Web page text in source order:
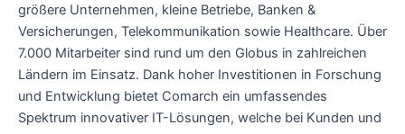
größere Unternehmen, kleine Betriebe, Banken &
Versicherungen, Telekommunikation sowie Healthcare. Über
7.000 Mitarbeiter sind rund um den Globus in zahlreichen
Ländern im Einsatz. Dank hoher Investitionen in Forschung
und Entwicklung bietet Comarch ein umfassendes
Spektrum innovativer IT-Lösungen, welche bei Kunden und